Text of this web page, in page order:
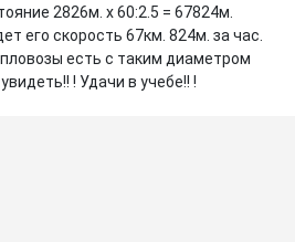
2826м. х 60:2.5 = 67824м.
его скорость 67км. 824м. за час.
есть с таким диаметром
! Удачи в учебе!! !